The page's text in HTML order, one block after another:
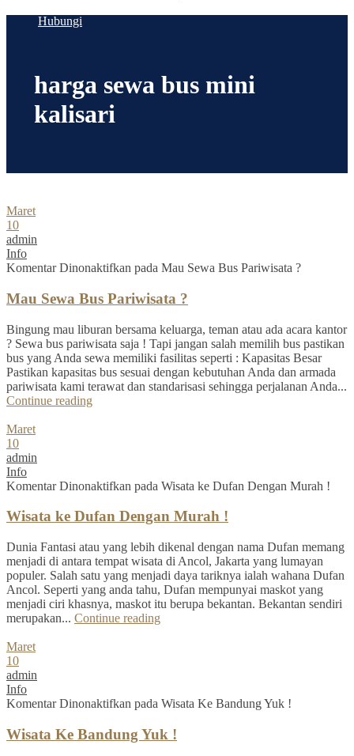
Hubungi
harga sewa bus mini
kalisari
Maret
10
admin
Info
Komentar Dinonaktifkan pada Mau Sewa Bus Pariwisata ?
Mau Sewa Bus Pariwisata ?
Bingung mau liburan bersama keluarga, teman atau ada acara kantor
? Sewa bus pariwisata saja ! Tapi jangan salah memilih bus pastikan
bus yang Anda sewa memiliki fasilitas seperti : Kapasitas Besar
Pastikan kapasitas bus sesuai dengan kebutuhan Anda dan armada
pariwisata kami terawat dan standarisasi sehingga perjalanan Anda...
Continue reading
Maret
10
admin
Info
Komentar Dinonaktifkan pada Wisata ke Dufan Dengan Murah !
Wisata ke Dufan Dengan Murah !
Dunia Fantasi atau yang lebih dikenal dengan nama Dufan memang
menjadi di antara tempat wisata di Ancol, Jakarta yang lumayan
populer. Salah satu yang menjadi daya tariknya ialah wahana Dufan
Ancol. Seperti yang anda tahu, Dufan mempunyai maskot yang
menjadi ciri khasnya, maskot itu berupa bekantan. Bekantan sendiri
merupakan... Continue reading
Maret
10
admin
Info
Komentar Dinonaktifkan pada Wisata Ke Bandung Yuk !
Wisata Ke Bandung Yuk !